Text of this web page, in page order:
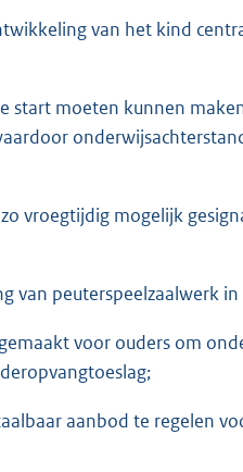
van het kind
start moeten kunnen
vroegtijdig mogelijk
van peuterspeelzaalwerk
voor ouders om
aanbod te regelen